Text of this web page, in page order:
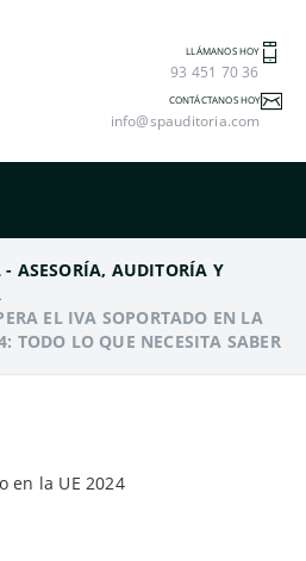
LLÁMANOS HOY
93 451 70 36
CONTÁCTANOS HOY
info@spauditoria.com
- ASESORÍA, AUDITORÍA Y
EL IVA SOPORTADO EN LA
TODO LO QUE NECESITA SABER